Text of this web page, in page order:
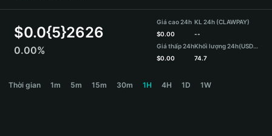
हिन्दी
Español
Português (Brasil)
$0.0{5}2626
0.00%
Giá cao 24h
$0.00
Giá thấp 24h
$0.00
KL 24h (CLAWPAY)
--
Khối lượng 24h(USDT)
74.7
Thời gian 1m 5m 15m 30m 1H 4H 1D 1W